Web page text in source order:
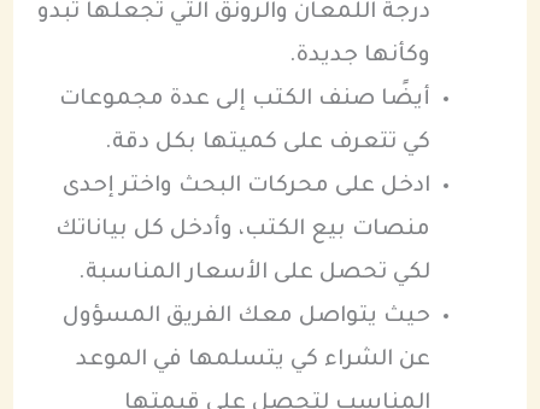
درجة اللمعان والرونق التي تجعلها تبدو
وكأنها جديدة.
أيضًا صنف الكتب إلى عدة مجموعات
كي تتعرف على كميتها بكل دقة.
ادخل على محركات البحث واختر إحدى
منصات بيع الكتب، وأدخل كل بياناتك
لكي تحصل على الأسعار المناسبة.
حيث يتواصل معك الفريق المسؤول
عن الشراء كي يتسلمها في الموعد